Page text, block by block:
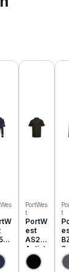
PortWes
t
PortW
est
AS21
Antist
atik
ESD
t